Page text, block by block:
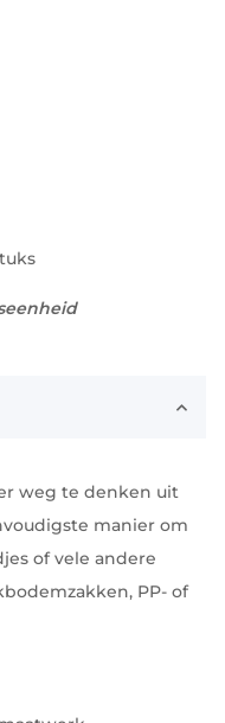
weg te denken uit
manier om
of vele andere
PP- of